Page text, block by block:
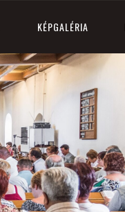
KÉPGALÉRIA